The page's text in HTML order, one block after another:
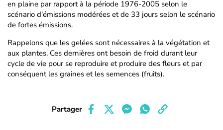
en plaine par rapport à la période 1976-2005 selon le
scénario d'émissions modérées et de 33 jours selon le scénario
de fortes émissions.
Rappelons que les gelées sont nécessaires à la végétation et
aux plantes. Ces dernières ont besoin de froid durant leur
cycle de vie pour se reproduire et produire des fleurs et par
conséquent les graines et les semences (fruits).
Partager